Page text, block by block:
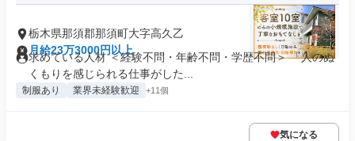
栃木県那須郡那須町大字高久乙
月給23万3000円以上
求めている人材 ＜経験不問・年齢不問・学歴不問＞ 「人のぬ
くもりを感じられる仕事がした...
制服あり 業界未経験歓迎 +11個
気になる